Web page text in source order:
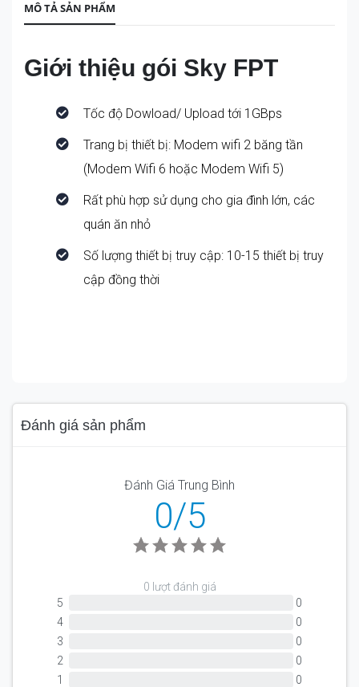
MÔ TẢ SẢN PHẨM
Giới thiệu gói Sky FPT
Tốc độ Dowload/ Upload tới 1GBps
Trang bị thiết bị: Modem wifi 2 băng tần
(Modem Wifi 6 hoặc Modem Wifi 5)
Rất phù hợp sử dụng cho gia đình lớn, các
quán ăn nhỏ
Số lượng thiết bị truy cập: 10-15 thiết bị truy
cập đồng thời
Đánh giá sản phẩm
Đánh Giá Trung Bình
0/5
0 lượt đánh giá
5
0
4
0
3
0
2
0
1
0